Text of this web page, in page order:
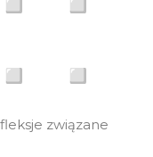
związane